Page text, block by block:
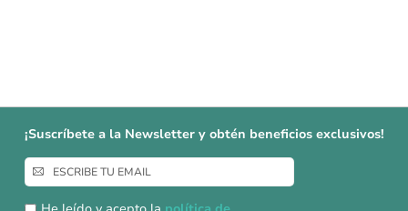
¡Suscríbete a la Newsletter y obtén beneficios exclusivos!
Inscríbase
a
nuestro